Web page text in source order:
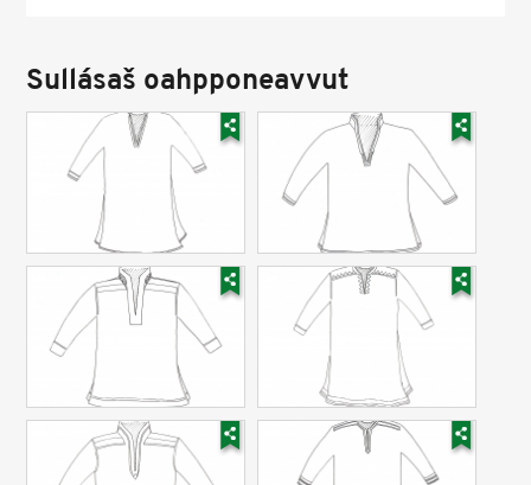
Sullásaš oahpponeavvut